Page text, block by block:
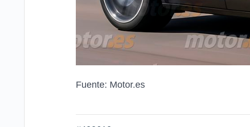
Fuente: Motor.es